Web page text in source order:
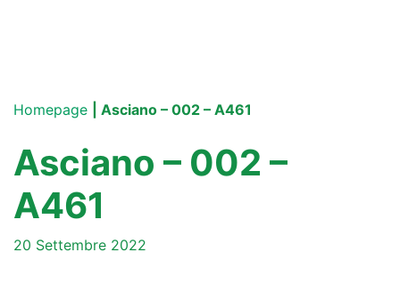
Homepage | Asciano – 002 – A461
Asciano – 002 –
A461
20 Settembre 2022